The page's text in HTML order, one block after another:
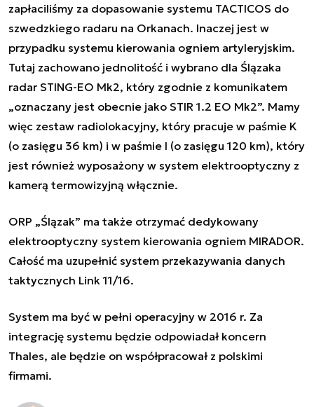
zapłaciliśmy za dopasowanie systemu TACTICOS do
szwedzkiego radaru na Orkanach. Inaczej jest w
przypadku systemu kierowania ogniem artyleryjskim.
Tutaj zachowano jednolitość i wybrano dla Ślązaka
radar STING-EO Mk2, który zgodnie z komunikatem
„oznaczany jest obecnie jako STIR 1.2 EO Mk2”. Mamy
więc zestaw radiolokacyjny, który pracuje w paśmie K
(o zasięgu 36 km) i w paśmie I (o zasięgu 120 km), który
jest również wyposażony w system elektrooptyczny z
kamerą termowizyjną włącznie.
ORP „Ślązak” ma także otrzymać dedykowany
elektrooptyczny system kierowania ogniem MIRADOR.
Całość ma uzupełnić system przekazywania danych
taktycznych Link 11/16.
System ma być w pełni operacyjny w 2016 r. Za
integrację systemu będzie odpowiadał koncern
Thales, ale będzie on współpracował z polskimi
firmami.